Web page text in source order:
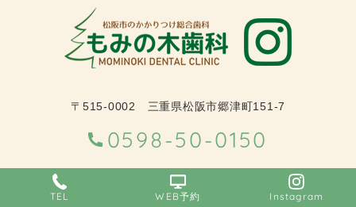
TEL WEB予約 Instagram
〒515-0002 三重県松阪市郷津町151-7
0598-50-0150
診療時間 土